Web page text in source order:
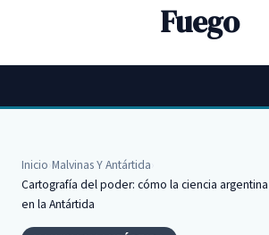
Fuego
Inicio Malvinas Y Antártida
Cartografía del poder: cómo la ciencia
en la Antártida